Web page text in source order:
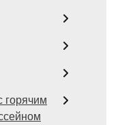
горячим